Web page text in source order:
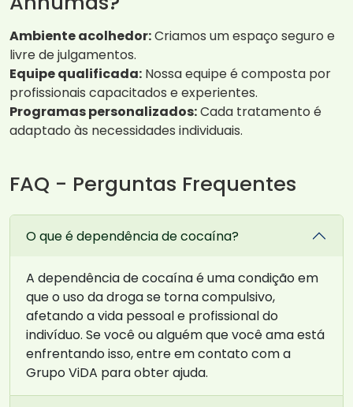
Ambiente acolhedor:Criamos um espaço seguro e
livre de julgamentos.
Equipe qualificada: Nossa equipe é composta por
profissionais capacitados e experientes.
Programas personalizados:Cada tratamento é
adaptado às necessidades individuais.
FAQ - Perguntas Frequentes
O que é dependência de cocaína?
A dependência de cocaína é uma condição em
que o uso da droga se torna compulsivo,
afetando a vida pessoal e profissional do
indivíduo. Se você ou alguém que você ama está
enfrentando isso, entre em contato com a
Grupo ViDA para obter ajuda.